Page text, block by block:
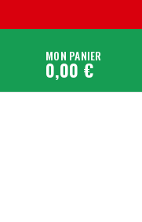
MON PANIER
0,00 €